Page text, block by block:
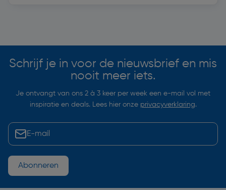
Schrijf je in voor de nieuwsbrief en mis
nooit meer iets.
Je ontvangt van ons 2 à 3 keer per week een e-mail vol met
inspiratie en deals. Lees hier onze privacyverklaring.
Abonneren